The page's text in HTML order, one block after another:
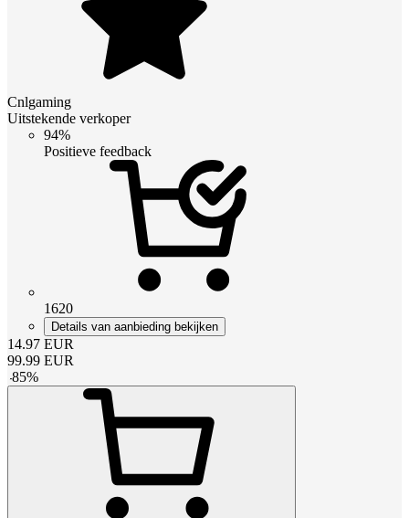
Cnlgaming
Uitstekende verkoper
94%
Positieve feedback
1620
Details van aanbieding bekijken
14.97 EUR
99.99 EUR
-85%